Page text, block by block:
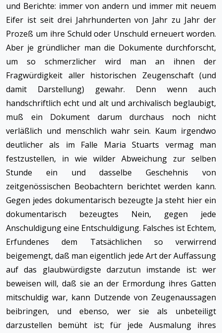
und Berichte: immer von andern und immer mit neuem
Eifer ist seit drei Jahrhunderten von Jahr zu Jahr der
Prozeß um ihre Schuld oder Unschuld erneuert worden.
Aber je gründlicher man die Dokumente durchforscht,
um so schmerzlicher wird man an ihnen der
Fragwürdigkeit aller historischen Zeugenschaft (und
damit Darstellung) gewahr. Denn wenn auch
handschriftlich echt und alt und archivalisch beglaubigt,
muß ein Dokument darum durchaus noch nicht
verläßlich und menschlich wahr sein. Kaum irgendwo
deutlicher als im Falle Maria Stuarts vermag man
festzustellen, in wie wilder Abweichung zur selben
Stunde ein und dasselbe Geschehnis von
zeitgenössischen Beobachtern berichtet werden kann.
Gegen jedes dokumentarisch bezeugte Ja steht hier ein
dokumentarisch bezeugtes Nein, gegen jede
Anschuldigung eine Entschuldigung. Falsches ist Echtem,
Erfundenes dem Tatsächlichen so verwirrend
beigemengt, daß man eigentlich jede Art der Auffassung
auf das glaubwürdigste darzutun imstande ist: wer
beweisen will, daß sie an der Ermordung ihres Gatten
mitschuldig war, kann Dutzende von Zeugenaussagen
beibringen, und ebenso, wer sie als unbeteiligt
darzustellen bemüht ist; für jede Ausmalung ihres